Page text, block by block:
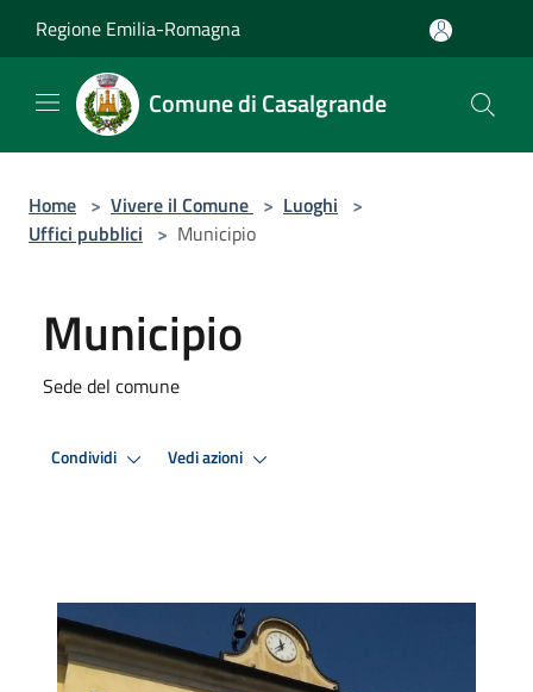
Regione Emilia-Romagna
Comune di Casalgrande
Home > Vivere il Comune > Luoghi >
Uffici pubblici > Municipio
Municipio
Sede del comune
Condividi Vedi azioni